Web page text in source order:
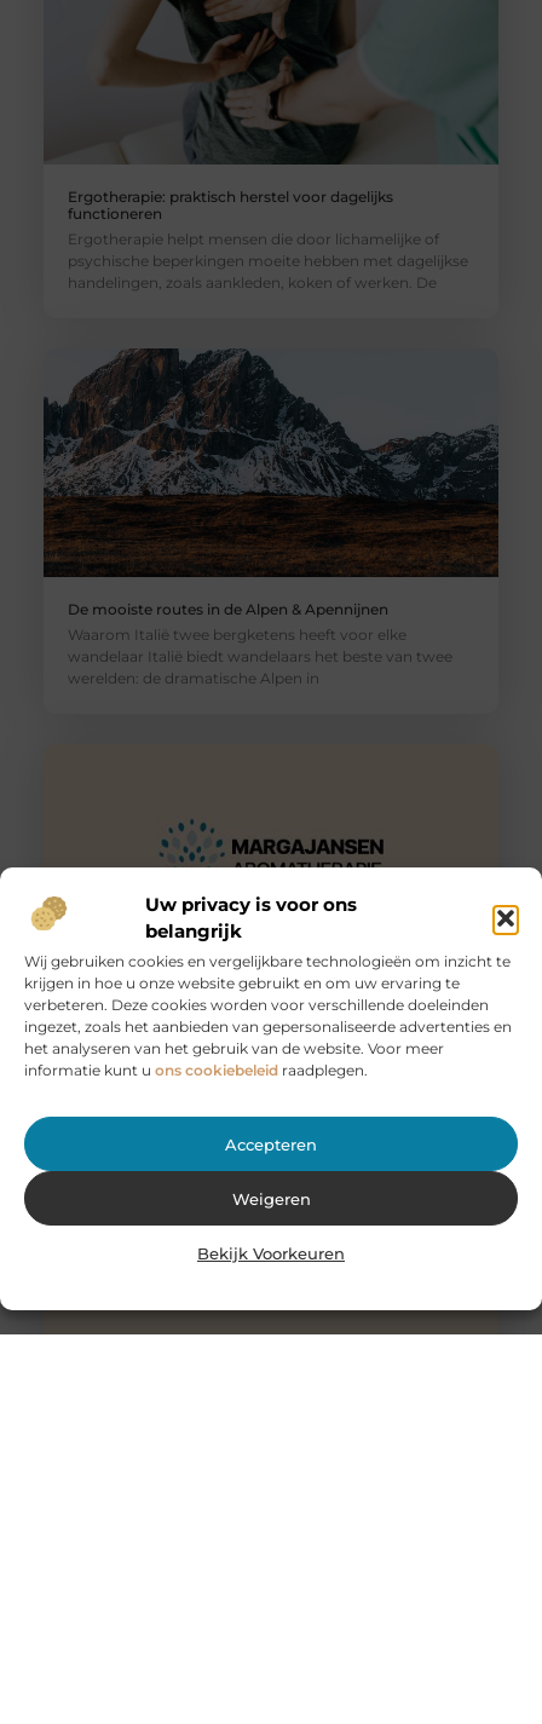
Uw privacy is voor ons
belangrijk
Wij gebruiken cookies en vergelijkbare technologieën om inzicht te
krijgen in hoe u onze website gebruikt en om uw ervaring te
verbeteren. Deze cookies worden voor verschillende doeleinden
ingezet, zoals het aanbieden van gepersonaliseerde advertenties en
het analyseren van het gebruik van de website. Voor meer
informatie kunt u ons cookiebeleid raadplegen.
Accepteren
Weigeren
Bekijk Voorkeuren
Ergotherapie: praktisch herstel voor dagelijks
functioneren
Ergotherapie helpt mensen die door lichamelijke of
psychische beperkingen moeite hebben met dagelijkse
handelingen, zoals aankleden, koken of werken. De
De mooiste routes in de Alpen & Apennijnen
Waarom Italië twee bergketens heeft voor elke
wandelaar Italië biedt wandelaars het beste van twee
werelden: de dramatische Alpen in
Huur een aanhanger of autoambulance bij JobCar –
Voor elk vervoer de juiste oplossing
Bij JobCar in Etten-Leur bent u aan het juiste adres voor
het huren van aanhangers en autoambulances. Of u nu